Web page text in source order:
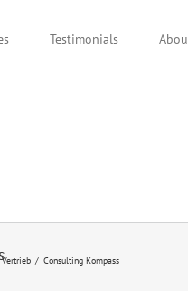
Testimonials
Consulting Kompass